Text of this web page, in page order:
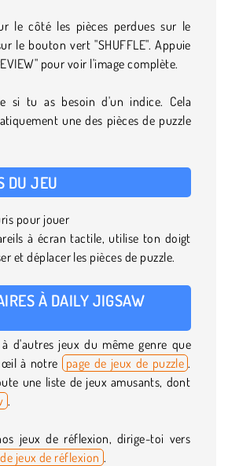
le côté les pièces perdues sur le
le bouton vert "SHUFFLE". Appuie
pour voir l'image complète.
si tu as besoin d'un indice. Cela
une des pièces de puzzle
DU JEU
pour jouer
à écran tactile, utilise ton doigt
et déplacer les pièces de puzzle.
À DAILY JIGSAW
d'autres jeux du même genre que
à notre page de jeux de puzzle .
une liste de jeux amusants, dont
.
jeux de réflexion, dirige-toi vers
jeux de réflexion .